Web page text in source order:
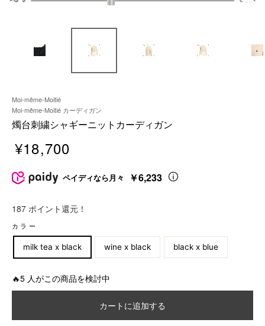
閉
Moi-même-Moitié
Moi-même-Moitié カーディガン
燭台刺繍シャギーニットカーディガン
売
格
価
格
¥18,700
ペイディなら月々 ￥6,233
187 ポイント還元！
カラー
milk tea x black wine x black black x blue
🔥5 人がこの商品を検討中
カートに追加する